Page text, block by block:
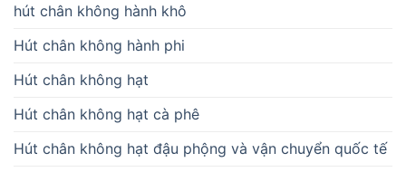
hút chân không hành khô
Hút chân không hành phi
Hút chân không hạt
Hút chân không hạt cà phê
Hút chân không hạt đậu phộng và vận chuyển quốc tế